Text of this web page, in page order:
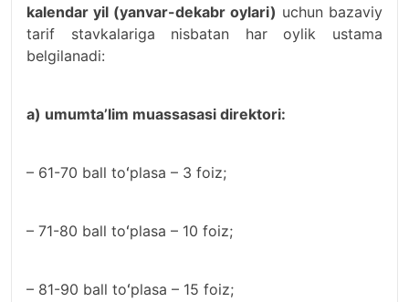
kalendar yil (yanvar-dekabr oylari) uchun bazaviy
tarif stavkalariga nisbatan har oylik ustama
belgilanadi:
a) umumta’lim muassasasi direktori:
– 61-70 ball toʻplasa – 3 foiz;
– 71-80 ball toʻplasa – 10 foiz;
– 81-90 ball toʻplasa – 15 foiz;